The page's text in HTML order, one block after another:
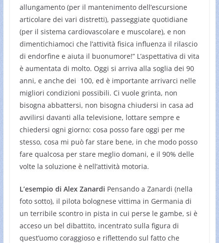
allungamento (per il mantenimento dell’escursione
articolare dei vari distretti), passeggiate quotidiane
(per il sistema cardiovascolare e muscolare), e non
dimentichiamoci che l’attività fisica influenza il rilascio
di endorfine e aiuta il buonumore!” L’aspettativa di vita
è aumentata di molto. Oggi si arriva alla soglia dei 90
anni, e anche dei 100, ed è importante arrivarci nelle
migliori condizioni possibili. Ci vuole grinta, non
bisogna abbattersi, non bisogna chiudersi in casa ad
avvilirsi davanti alla televisione, lottare sempre e
chiedersi ogni giorno: cosa posso fare oggi per me
stesso, cosa mi può far stare bene, in che modo posso
fare qualcosa per stare meglio domani, e il 90% delle
volte la soluzione è nell’attività motoria.
L’esempio di Alex Zanardi Pensando a Zanardi (nella
foto sotto), il pilota bolognese vittima in Germania di
un terribile scontro in pista in cui perse le gambe, si è
acceso un bel dibattito, incentrato sulla figura di
quest’uomo coraggioso e riflettendo sul fatto che